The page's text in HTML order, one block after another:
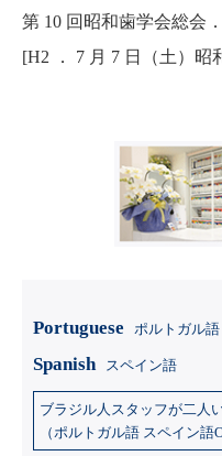
第 10 回昭和歯学会総会．
[H2 ． 7 月 7 日（土）昭
Portuguese ポルトガル語
Spanish スペイン語
ブラジル⼈スタッフが⼆⼈
（ポルトガル語 スペイン語